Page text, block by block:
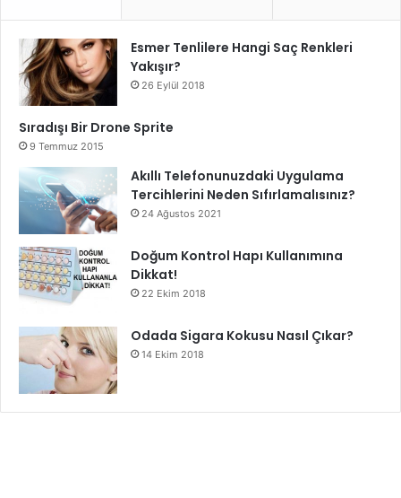
Esmer Tenlilere Hangi Saç Renkleri
Yakışır?
26 Eylül 2018
Sıradışı Bir Drone Sprite
9 Temmuz 2015
Akıllı Telefonunuzdaki Uygulama
Tercihlerini Neden Sıfırlamalısınız?
24 Ağustos 2021
Doğum Kontrol Hapı Kullanımına
Dikkat!
22 Ekim 2018
Odada Sigara Kokusu Nasıl Çıkar?
14 Ekim 2018